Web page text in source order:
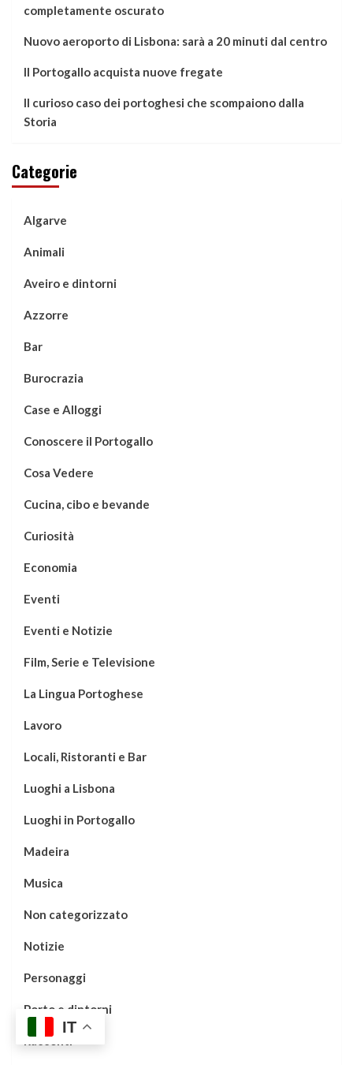
completamente oscurato
Nuovo aeroporto di Lisbona: sarà a 20 minuti dal centro
Il Portogallo acquista nuove fregate
Il curioso caso dei portoghesi che scompaiono dalla
Storia
Categorie
Algarve
Animali
Aveiro e dintorni
Azzorre
Bar
Burocrazia
Case e Alloggi
Conoscere il Portogallo
Cosa Vedere
Cucina, cibo e bevande
Curiosità
Economia
Eventi
Eventi e Notizie
Film, Serie e Televisione
La Lingua Portoghese
Lavoro
Locali, Ristoranti e Bar
Luoghi a Lisbona
Luoghi in Portogallo
Madeira
Musica
Non categorizzato
Notizie
Personaggi
Porto e dintorni
Racconti
IT